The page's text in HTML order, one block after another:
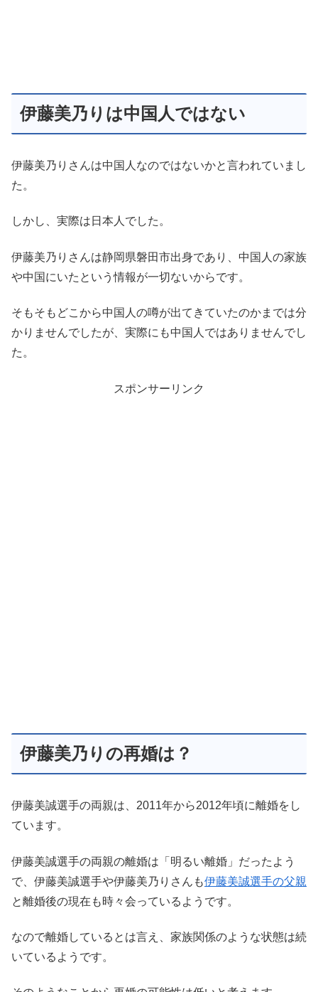
伊藤美乃りは中国人ではない
伊藤美乃りさんは中国人なのではないかと言われていまし
た。
しかし、実際は日本人でした。
伊藤美乃りさんは静岡県磐田市出身であり、中国人の家族
や中国にいたという情報が一切ないからです。
そもそもどこから中国人の噂が出てきていたのかまでは分
かりませんでしたが、実際にも中国人ではありませんでし
た。
スポンサーリンク
伊藤美乃りの再婚は？
伊藤美誠選手の両親は、2011年から2012年頃に離婚をし
ています。
伊藤美誠選手の両親の離婚は「明るい離婚」だったよう
で、伊藤美誠選手や伊藤美乃りさんも伊藤美誠選手の父親
と離婚後の現在も時々会っているようです。
なので離婚しているとは言え、家族関係のような状態は続
いているようです。